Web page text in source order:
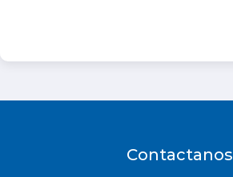
Contactanos